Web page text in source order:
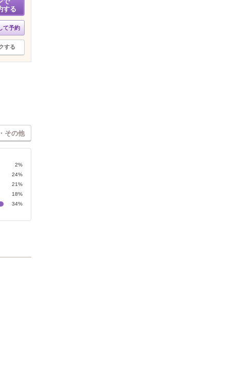
する
て予約
する
その他
2%
24%
21%
18%
34%